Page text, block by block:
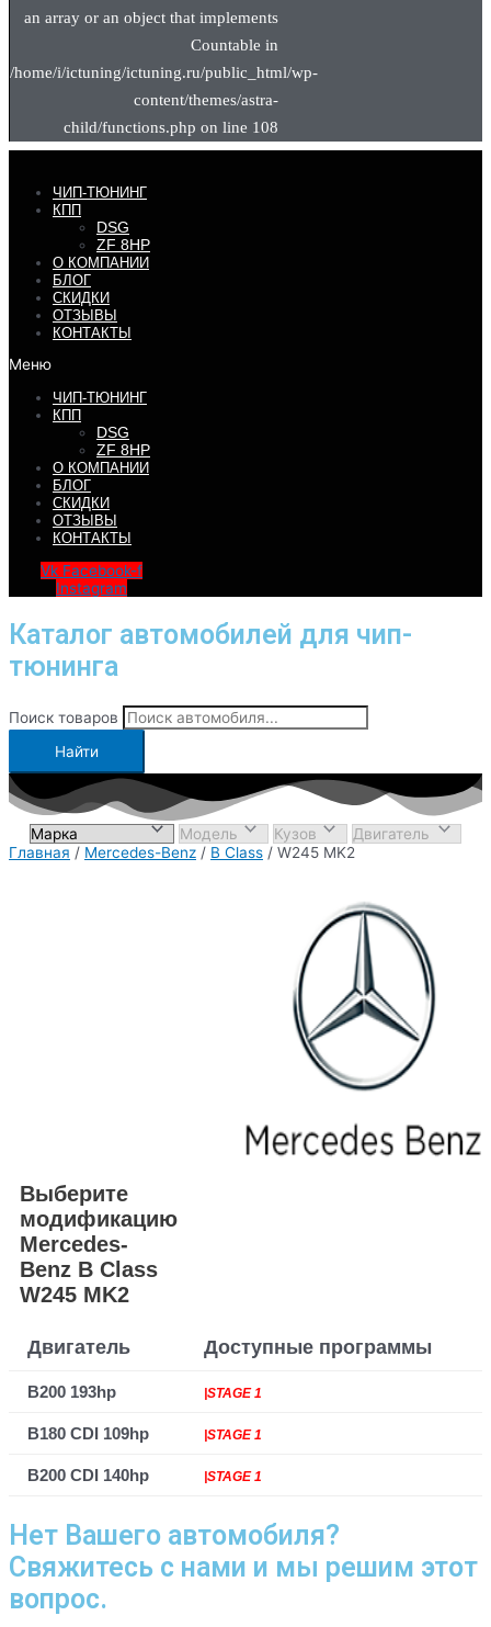
an array or an object that implements
Countable in
/home/i/ictuning/ictuning.ru/public_html/wp-
content/themes/astra-
child/functions.php on line 108
ЧИП-ТЮНИНГ
КПП
DSG
ZF 8HP
О КОМПАНИИ
БЛОГ
СКИДКИ
ОТЗЫВЫ
КОНТАКТЫ
Меню
ЧИП-ТЮНИНГ
КПП
DSG
ZF 8HP
О КОМПАНИИ
БЛОГ
СКИДКИ
ОТЗЫВЫ
КОНТАКТЫ
Vk Facebook-f
Instagram
Каталог автомобилей для чип-
тюнинга
Поиск товаров
Найти
Главная / Mercedes-Benz / B Class / W245 MK2
Выберите
модификацию
Mercedes-
Benz B Class
W245 MK2
Двигатель Доступные программы
B200 193hp |STAGE 1
B180 CDI 109hp |STAGE 1
B200 CDI 140hp |STAGE 1
Нет Вашего автомобиля?
Свяжитесь с нами и мы решим этот
вопрос.